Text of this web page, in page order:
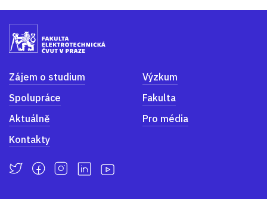
Zájem o studium
Výzkum
Spolupráce
Fakulta
Aktuálně
Pro média
Kontakty